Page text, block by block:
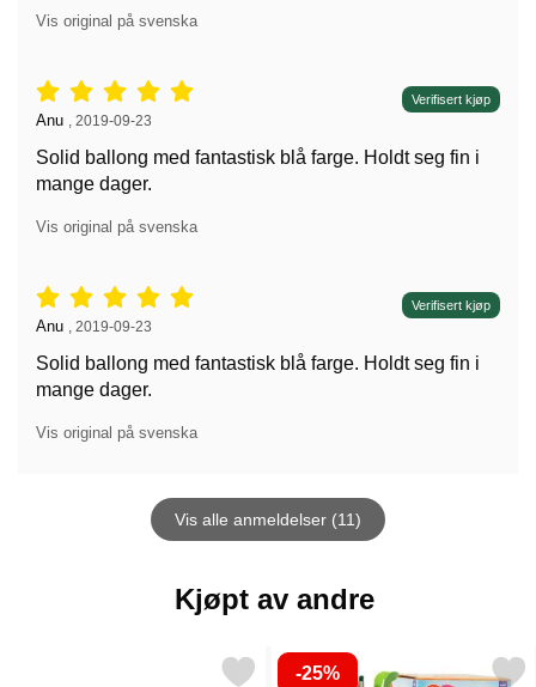
Vis original på svenska
Vurdering: 5 stjerne av 5, Verifisert kjøp
Anmeldelse av:
Anu 2019-09-23
Solid ballong med fantastisk blå farge. Holdt seg fin i
mange dager.
Vis original på svenska
Vurdering: 5 stjerne av 5, Verifisert kjøp
Anmeldelse av:
Anu 2019-09-23
Solid ballong med fantastisk blå farge. Holdt seg fin i
mange dager.
Vis original på svenska
Vis alle anmeldelser (11)
Kjøpt av andre
Merk tallballong En Blå som favoritt
-25%
Merk helium på Flaske Mellomstor til